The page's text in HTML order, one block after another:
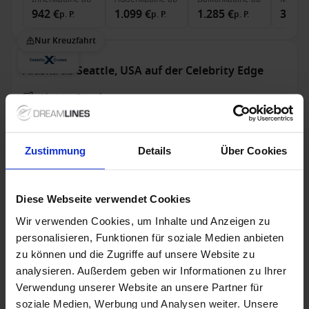
Zustimmung Details Über Cookies
Diese Webseite verwendet Cookies
Wir verwenden Cookies, um Inhalte und Anzeigen zu
personalisieren, Funktionen für soziale Medien anbieten
zu können und die Zugriffe auf unsere Website zu
analysieren. Außerdem geben wir Informationen zu Ihrer
Verwendung unserer Website an unsere Partner für
soziale Medien, Werbung und Analysen weiter. Unsere
942 €p. P. 1.099 €p. P. 1.285 €p. P.
Nur Kreuzfahrt
Alaska ab Seattle, USA auf der Celebrity Edge
Ab / An Seattle
Celebrity Edge
Bis zu 149 € Bordguthaben
17 Sep. 2027 7 Nächte 18 Alternativen
Innenkabine ab
808 €p. P.
973 €
Außenkabine ab
930 €p. P.
1.107 €
Balkonkabine ab
1.431 €p. P.
1.506 €